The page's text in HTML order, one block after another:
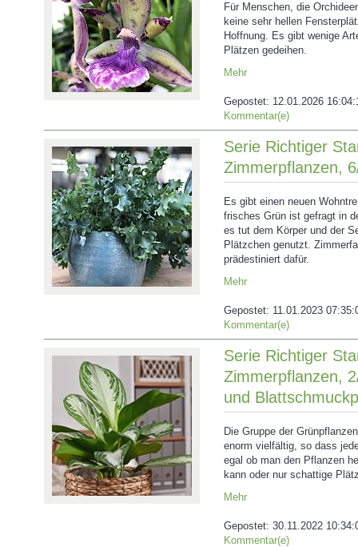
Für Menschen, die
keine sehr hellen
Hoffnung. Es gibt wenige
Plätzen gedeihen.
Mehr
Gepostet: 12.01.2026
Kommentar(e)
Serie Richtiger
Zimmerpflanzen,
Es gibt einen neuen
frisches Grün ist gefragt in
es tut dem Körper und der
Plätzchen genutzt.
prädestiniert dafür.
Mehr
Gepostet: 11.01.2023
Kommentar(e)
Serie Richtiger
Zimmerpflanzen,
und
Die Gruppe der
enorm vielfältig, so dass
egal ob man den Pflanzen
kann oder nur schattige
Mehr
Gepostet: 30.11.2022
Kommentar(e)